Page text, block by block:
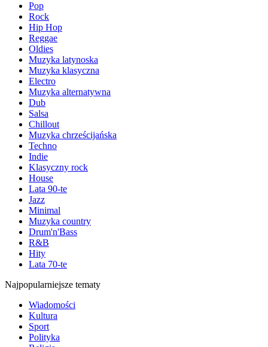
Pop
Rock
Hip Hop
Reggae
Oldies
Muzyka latynoska
Muzyka klasyczna
Electro
Muzyka alternatywna
Dub
Salsa
Chillout
Muzyka chrześcijańska
Techno
Indie
Klasyczny rock
House
Lata 90-te
Jazz
Minimal
Muzyka country
Drum'n'Bass
R&B
Hity
Lata 70-te
Najpopularniejsze tematy
Wiadomości
Kultura
Sport
Polityka